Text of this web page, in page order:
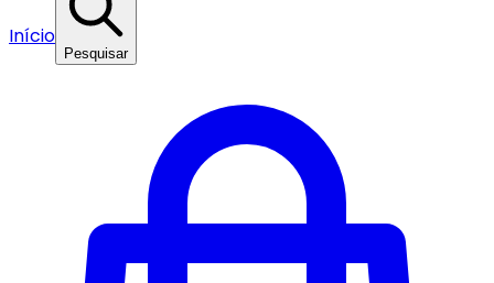
Início
Pesquisar